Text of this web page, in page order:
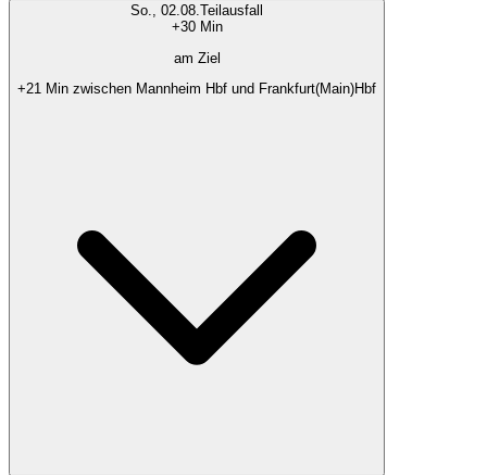
So., 02.08.Teilausfall
+30 Min
am Ziel
+21 Min zwischen Mannheim Hbf und Frankfurt(Main)Hbf